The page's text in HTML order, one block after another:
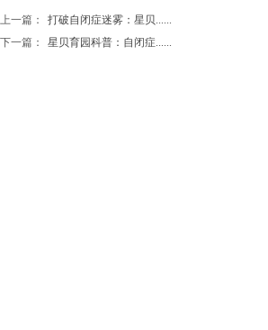
上一篇：
打破自闭症迷雾：星贝......
下一篇：
星贝育园科普：自闭症......